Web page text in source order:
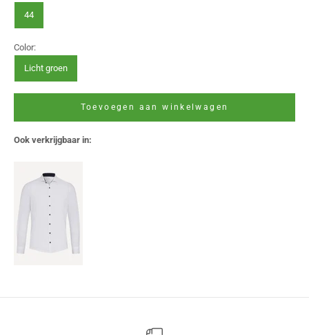
44
Color:
Licht groen
Toevoegen aan winkelwagen
Ook verkrijgbaar in: